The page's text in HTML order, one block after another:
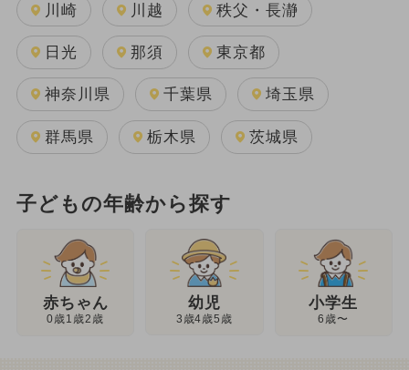
川崎 川越 秩父・長瀞
日光 那須 東京都
神奈川県 千葉県 埼玉県
群馬県 栃木県 茨城県
子どもの年齢から探す
赤ちゃん
0歳1歳2歳
幼児
3歳4歳5歳
小学生
6歳〜